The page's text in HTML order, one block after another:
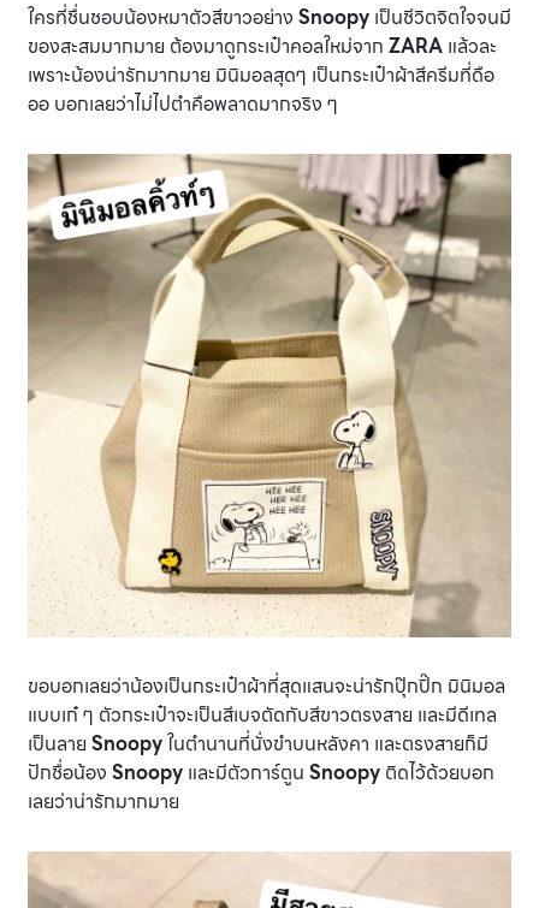
ใครที่ชื่นชอบน้องหมาตัวสีขาวอย่าง Snoopy เป็นชีวิตจิตใจจนมี
ของสะสมมากมาย ต้องมาดูกระเป๋าคอลใหม่จาก ZARA แล้วละ
เพราะน้องน่ารักมากมาย มินิมอลสุดๆ เป็นกระเป๋าผ้าสีครีมที่ดือ
ออ บอกเลยว่าไม่ไปตำคือพลาดมากจริง ๆ
ขอบอกเลยว่าน้องเป็นกระเป๋าผ้าที่สุดแสนจะน่ารักปุ๊กปิ๊ก มินิมอล
แบบเก๋ ๆ ตัวกระเป๋าจะเป็นสีเบจตัดกับสีขาวตรงสาย และมีดีเทล
เป็นลาย Snoopyในตำนานที่นั่งขำบนหลังคา และตรงสายก็มี
ปักชื่อน้อง Snoopy และมีตัวการ์ตูน Snoopy ติดไว้ด้วยบอก
เลยว่าน่ารักมากมาย